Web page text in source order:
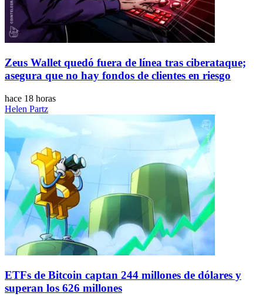
Zeus Wallet quedó fuera de línea tras ciberataque;
asegura que no hay fondos de clientes en riesgo
hace 18 horas
Helen Partz
ETFs de Bitcoin captan 244 millones de dólares y
superan los 626 millones